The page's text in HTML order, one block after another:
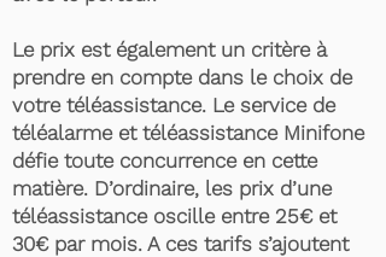
Le prix est également un critère à
prendre en compte dans le choix de
votre téléassistance. Le service de
téléalarme et téléassistance Minifone
défie toute concurrence en cette
matière. D’ordinaire, les prix d’une
téléassistance oscille entre 25€ et
30€ par mois. A ces tarifs s’ajoutent